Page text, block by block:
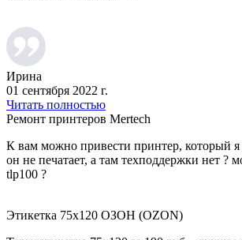
Ирина
01 сентября 2022 г.
Читать полностью
Ремонт принтеров Mertech
К вам можно привести принтер, который
он не печатает, а там техподдержки нет ?
tlp100 ?
Этикетка 75х120 ОЗОН (OZON)